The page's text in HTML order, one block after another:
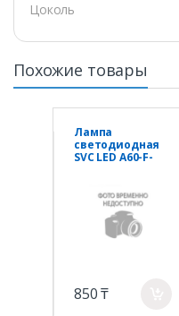
Цоколь
Похожие товары
Лампа
светодиодная
SVC LED A60-F-
Серия 360°
850 ₸